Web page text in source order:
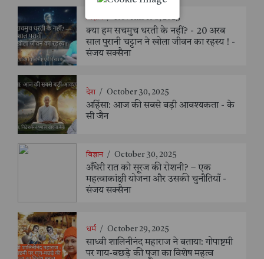
विज्ञान / November 8, 2025
क्या हम सचमुच धरती के नहीं? - 20 अरब
साल पुरानी चट्टान ने खोला जीवन का रहस्य ! -
संजय सक्सैना
देश / October 30, 2025
अहिंसा: आज की सबसे बड़ी आवश्यकता - के
सी जैन
विज्ञान / October 30, 2025
अँधेरी रात को सूरज की रोशनी? – एक
महत्वाकांक्षी योजना और उसकी चुनौतियाँ -
संजय सक्सैना
धर्म / October 29, 2025
साध्वी शालिनीनंद महाराज ने बताया: गोपाष्टमी
पर गाय-बछड़े की पूजा का विशेष महत्व